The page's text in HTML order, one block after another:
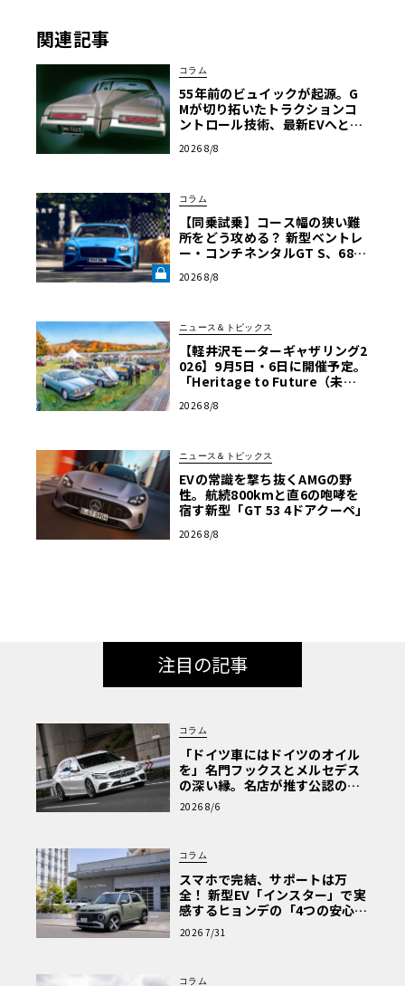
関連記事
コラム
55年前のビュイックが起源。G
Mが切り拓いたトラクションコ
ントロール技術、最新EVへと至
2026 8/8
コラム
【同乗試乗】コース幅の狭い難
所をどう攻める？ 新型ベントレ
ー・コンチネンタルGT S、680
【グッドウッドFoS 2026】《LE
2026 8/8
ニュース＆トピックス
【軽井沢モーターギャザリング2
026】9月5日・6日に開催予定。
「Heritage to Future（未来
車140年の歴史を体感！
2026 8/8
ニュース＆トピックス
EVの常識を撃ち抜くAMGの野
性。航続800kmと直6の咆哮を
宿す新型「GT 53 4ドアクーペ」
2026 8/8
注目の記事
コラム
「ドイツ車にはドイツのオイル
を」名門フックスとメルセデス
の深い縁。名店が推す公認の安
心と、Cクラスで味わうシルキー
な走り〈PR〉
2026 8/6
コラム
スマホで完結、サポートは万
全！ 新型EV「インスター」で実
感するヒョンデの「4つの安心」
【第1回・ヒョンデ6つの疑問：
Why? Hyundai?】〈PR〉
2026 7/31
コラム